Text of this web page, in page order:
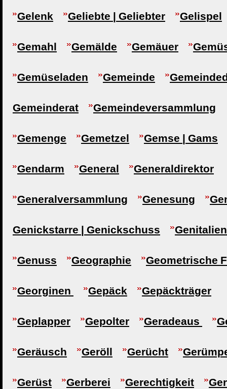
Gelenk Geliebte | Geliebter Gelispel
Gemahl Gemälde Gemäuer
Gemüseladen Gemeinde
Gemeinderat Gemeindeversammlung
Gemenge Gemetzel Gemse | Gams
Gendarm General Generaldirektor
Generalversammlung Genesung
Genickstarre | Genickschuss Genitalien
Genuss Geographie Geometrische
Georginen Gepäck Gepäckträger
Geplapper Gepolter Geradeaus
Geräusch Geröll Gerücht
Gerüst Gerberei Gerechtigkeit